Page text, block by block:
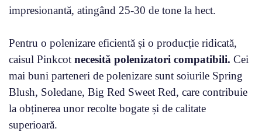
impresionantă, atingând 25-30 de tone la hect.
Pentru o polenizare eficientă și o producție ridicată,
caisul Pinkcot necesită polenizatori compatibili. Cei
mai buni parteneri de polenizare sunt soiurile Spring
Blush, Soledane, Big Red Sweet Red, care contribuie
la obținerea unor recolte bogate și de calitate
superioară.